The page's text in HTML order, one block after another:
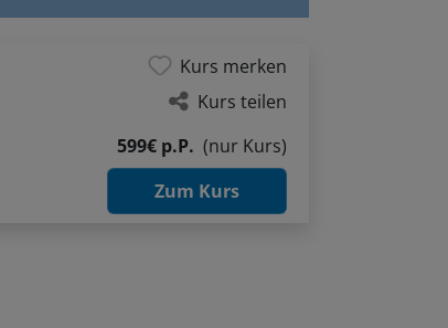
Kurs merken
Kurs teilen
599€ p.P.
(nur Kurs)
Zum Kurs